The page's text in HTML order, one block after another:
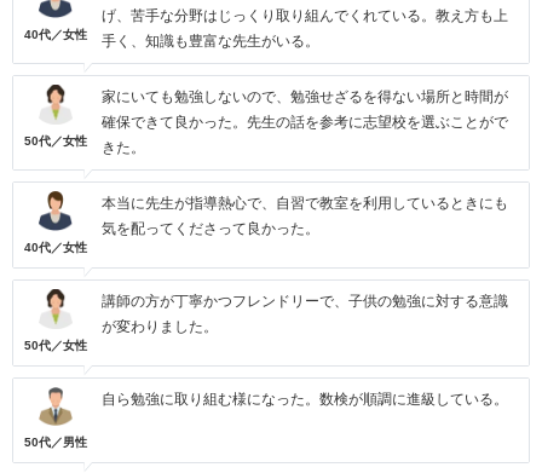
40代／女性
げ、苦手な分野はじっくり取り組んでくれている。教え方も上
手く、知識も豊富な先生がいる。
50代／女性
家にいても勉強しないので、勉強せざるを得ない場所と時間が
確保できて良かった。先生の話を参考に志望校を選ぶことがで
きた。
40代／女性
本当に先生が指導熱心で、自習で教室を利用しているときにも
気を配ってくださって良かった。
50代／女性
講師の方が丁寧かつフレンドリーで、子供の勉強に対する意識
が変わりました。
50代／男性
自ら勉強に取り組む様になった。数検が順調に進級している。